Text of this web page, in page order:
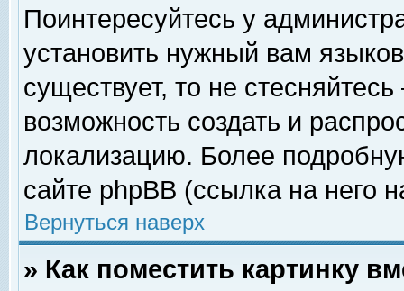
Поинтересуйтесь у
установить нужный вам
существует, то не
возможность создать и
локализацию. Более
сайте phpBB (ссылка на него
Вернуться наверх
» Как поместить картинку